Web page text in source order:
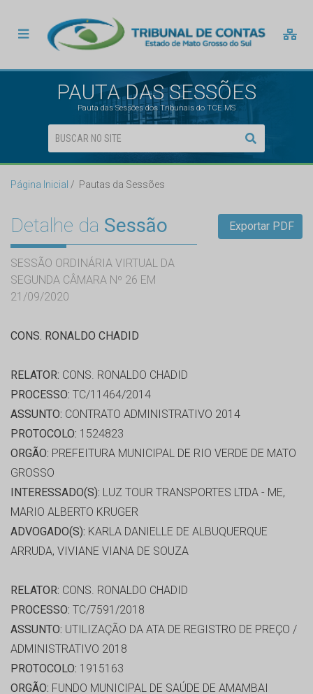
PAUTA DAS SESSÕES
Pauta das Sessões dos Tribunais do TCE MS
Página Inicial Pautas da Sessões
Detalhe da Sessão
SESSÃO ORDINÁRIA VIRTUAL DA
SEGUNDA CÂMARA Nº 26 EM
21/09/2020
Exportar PDF
CONS. RONALDO CHADID
RELATOR: CONS. RONALDO CHADID
PROCESSO: TC/11464/2014
ASSUNTO: CONTRATO ADMINISTRATIVO 2014
PROTOCOLO: 1524823
ORGÃO: PREFEITURA MUNICIPAL DE RIO VERDE DE MATO
GROSSO
INTERESSADO(S): LUZ TOUR TRANSPORTES LTDA - ME,
MARIO ALBERTO KRUGER
ADVOGADO(S): KARLA DANIELLE DE ALBUQUERQUE
ARRUDA, VIVIANE VIANA DE SOUZA
RELATOR: CONS. RONALDO CHADID
PROCESSO: TC/7591/2018
ASSUNTO: UTILIZAÇÃO DA ATA DE REGISTRO DE PREÇO /
ADMINISTRATIVO 2018
PROTOCOLO: 1915163
ORGÃO: FUNDO MUNICIPAL DE SAÚDE DE AMAMBAI